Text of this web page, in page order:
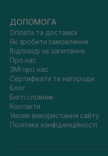
ДОПОМОГА
Оплата та доставка
Як зробити замовлення
Відповіді на запитання
Про нас
ЗМІ про нас
Сертифікати та нагороди
Блог
Бюті словник
Контакти
Умови використання сайту
Політика конфіденційності